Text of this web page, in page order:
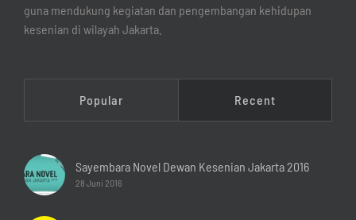
guna mendukung kegiatan dan pengembangan kehidupan
kesenian di wilayah Jakarta.
Popular Recent
Sayembara Novel Dewan Kesenian Jakarta 2016
28 Juni 2016